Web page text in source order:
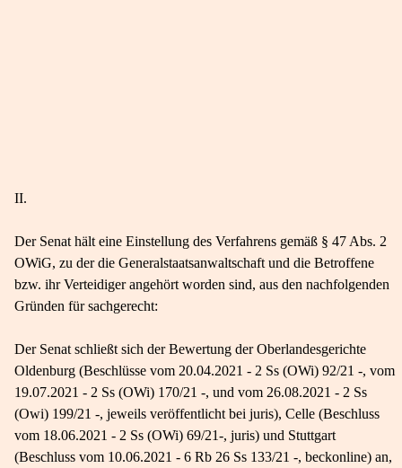
II.
Der Senat hält eine Einstellung des Verfahrens gemäß § 47 Abs. 2
OWiG, zu der die Generalstaatsanwaltschaft und die Betroffene
bzw. ihr Verteidiger angehört worden sind, aus den nachfolgenden
Gründen für sachgerecht:
Der Senat schließt sich der Bewertung der Oberlandesgerichte
Oldenburg (Beschlüsse vom 20.04.2021 - 2 Ss (OWi) 92/21 -, vom
19.07.2021 - 2 Ss (OWi) 170/21 -, und vom 26.08.2021 - 2 Ss
(Owi) 199/21 -, jeweils veröffentlicht bei juris), Celle (Beschluss
vom 18.06.2021 - 2 Ss (OWi) 69/21-, juris) und Stuttgart
(Beschluss vom 10.06.2021 - 6 Rb 26 Ss 133/21 -, beckonline) an,